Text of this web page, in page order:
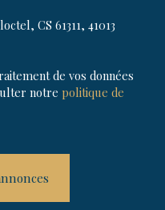
CS 61311, 41013
de vos données
notre politique de